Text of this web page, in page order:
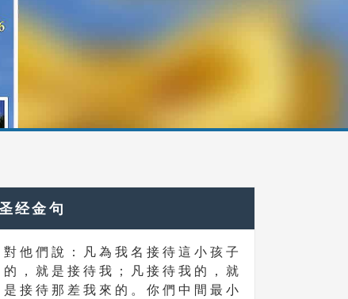
经金句
對 他 們 說 ： 凡 為 我 名 接 待 這 小 孩 子
的 ， 就 是 接 待 我 ； 凡 接 待 我 的 ， 就
是 接 待 那 差 我 來 的 。 你 們 中 間 最 小